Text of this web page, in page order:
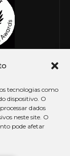
tecnologias como
dispositivo. O
dados
neste site. O
pode afetar